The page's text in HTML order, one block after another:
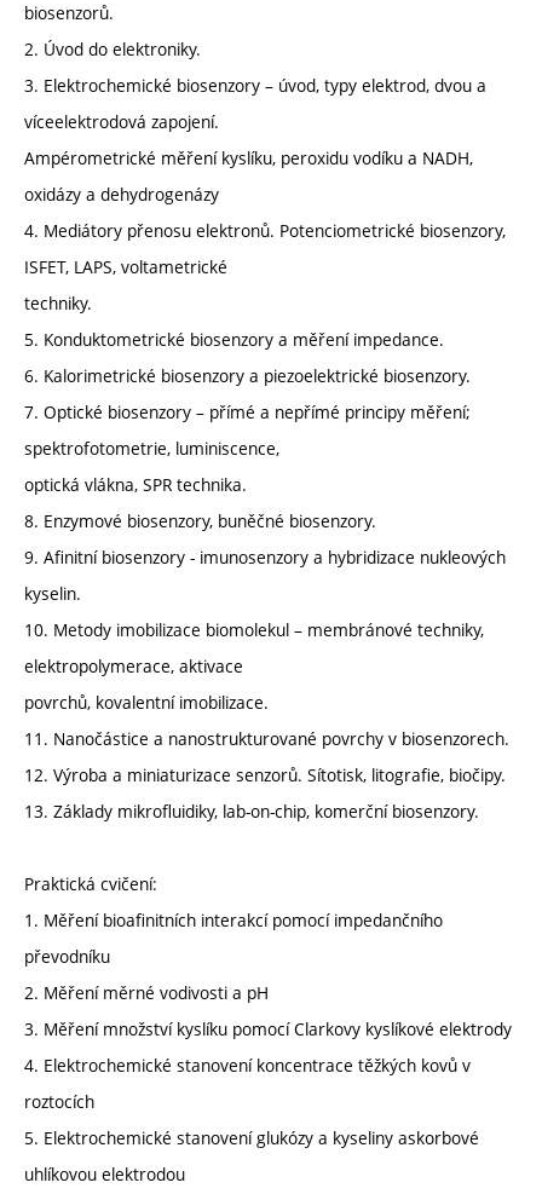
biosenzorů.
2. Úvod do elektroniky.
3. Elektrochemické biosenzory – úvod, typy elektrod, dvou a
víceelektrodová zapojení.
Ampérometrické měření kyslíku, peroxidu vodíku a NADH,
oxidázy a dehydrogenázy
4. Mediátory přenosu elektronů. Potenciometrické biosenzory,
ISFET, LAPS, voltametrické
techniky.
5. Konduktometrické biosenzory a měření impedance.
6. Kalorimetrické biosenzory a piezoelektrické biosenzory.
7. Optické biosenzory – přímé a nepřímé principy měření;
spektrofotometrie, luminiscence,
optická vlákna, SPR technika.
8. Enzymové biosenzory, buněčné biosenzory.
9. Afinitní biosenzory - imunosenzory a hybridizace nukleových
kyselin.
10. Metody imobilizace biomolekul – membránové techniky,
elektropolymerace, aktivace
povrchů, kovalentní imobilizace.
11. Nanočástice a nanostrukturované povrchy v biosenzorech.
12. Výroba a miniaturizace senzorů. Sítotisk, litografie, biočipy.
13. Základy mikrofluidiky, lab-on-chip, komerční biosenzory.
Praktická cvičení:
1. Měření bioafinitních interakcí pomocí impedančního
převodníku
2. Měření měrné vodivosti a pH
3. Měření množství kyslíku pomocí Clarkovy kyslíkové elektrody
4. Elektrochemické stanovení koncentrace těžkých kovů v
roztocích
5. Elektrochemické stanovení glukózy a kyseliny askorbové
uhlíkovou elektrodou